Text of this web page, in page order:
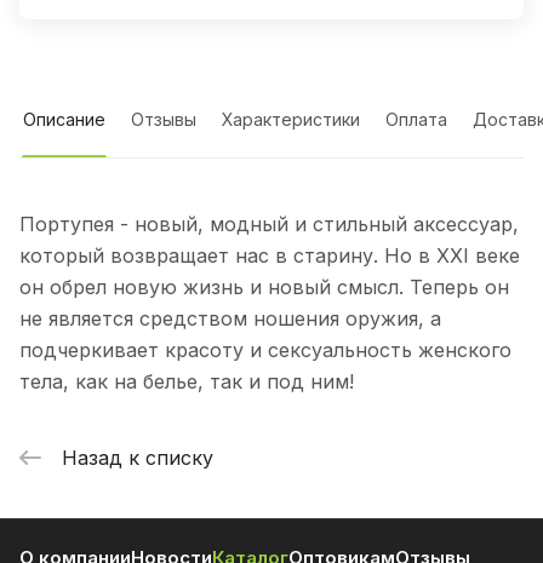
Описание Отзывы Характеристики Оплата
Портупея - новый, модный и стильный аксессуар,
который возвращает нас в старину. Но в XXI веке
он обрел новую жизнь и новый смысл. Теперь он
не является средством ношения оружия, а
подчеркивает красоту и сексуальность женского
тела, как на белье, так и под ним!
Назад к списку
О компанииНовостиКаталогОптовикамОтзывы